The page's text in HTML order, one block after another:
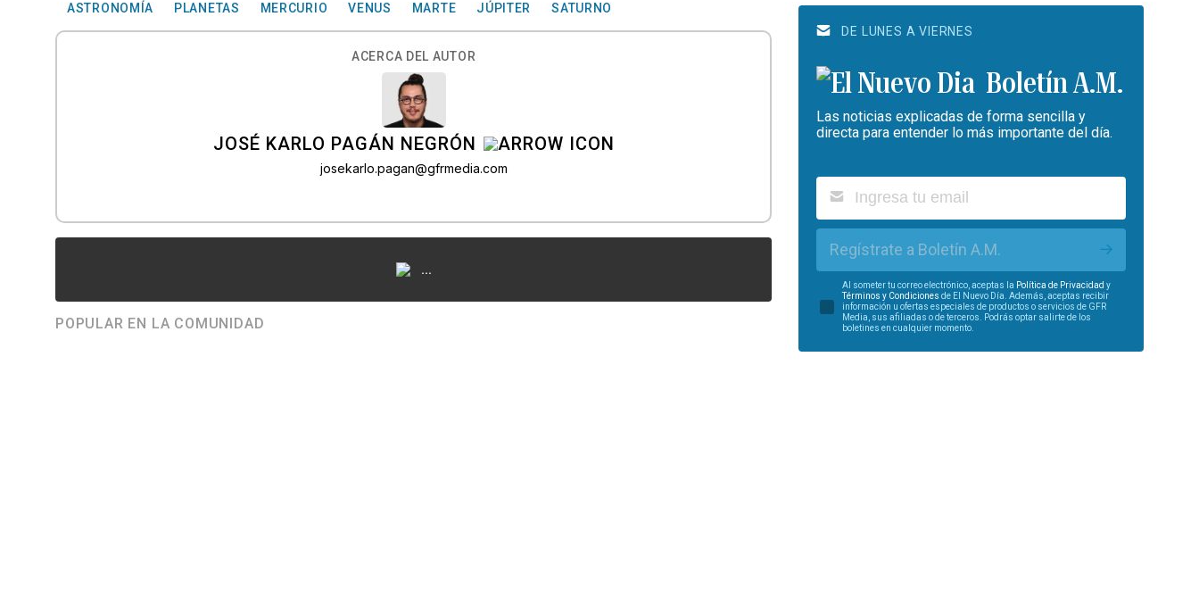
ASTRONOMÍA PLANETAS MERCURIO VENUS MARTE JÚPITER SATURNO
ACERCA DEL AUTOR
JOSÉ KARLO PAGÁN NEGRÓN
josekarlo.pagan@gfrmedia.com
...
POPULAR EN LA COMUNIDAD
DE LUNES A VIERNES
Boletín A.M.
Las noticias explicadas de forma sencilla y
directa para entender lo más importante del día.
Regístrate a Boletín A.M.
Al someter tu correo electrónico, aceptas la Política de Privacidad y
Términos y Condiciones de El Nuevo Día. Además, aceptas recibir
información u ofertas especiales de productos o servicios de GFR
Media, sus afiliadas o de terceros. Podrás optar salirte de los
boletines en cualquier momento.